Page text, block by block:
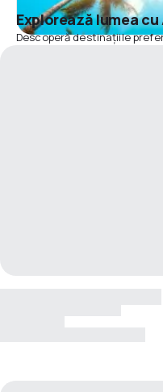
Explorează lumea
Descoperă destinațiile